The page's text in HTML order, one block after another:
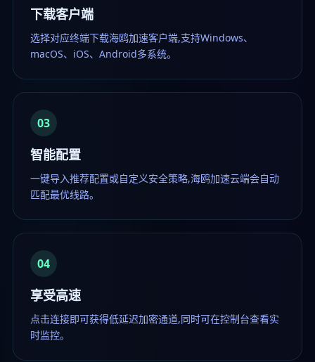
下载客户端
选择对应终端下载海鸥加速客户端,支持Windows、
macOS、iOS、Android多系统。
03
智能配置
一键导入推荐配置或自定义安全策略,海鸥加速云端会自动
匹配最优线路。
04
享受高速
点击连接即可获得低延迟加密通道,同时可在控制台查看实
时监控。